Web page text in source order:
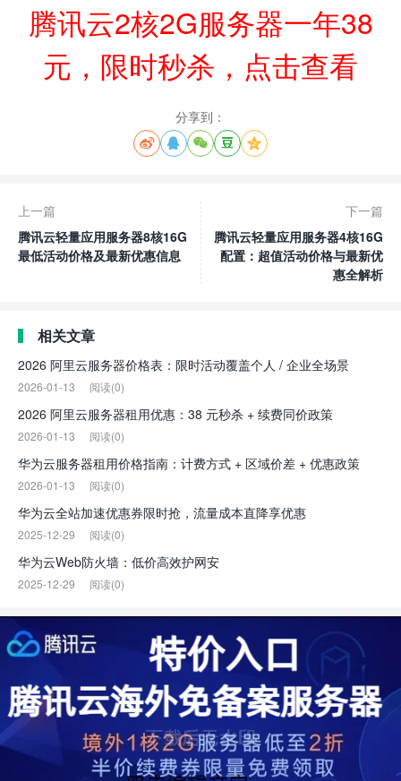
腾讯云2核2G服务器一年38
元，限时秒杀，点击查看
分享到：
    
上一篇
腾讯云轻量应用服务器8核16G
最低活动价格及最新优惠信息
下一篇
腾讯云轻量应用服务器4核16G
配置：超值活动价格与最新优
惠全解析
相关文章
2026 阿里云服务器价格表：限时活动覆盖个人 / 企业全场景
2026-01-13 阅读(0)
2026 阿里云服务器租用优惠：38 元秒杀 + 续费同价政策
2026-01-13 阅读(0)
华为云服务器租用价格指南：计费方式 + 区域价差 + 优惠政策
2026-01-13 阅读(0)
华为云全站加速优惠券限时抢，流量成本直降享优惠
2025-12-29 阅读(0)
华为云Web防火墙：低价高效护网安
2025-12-29 阅读(0)